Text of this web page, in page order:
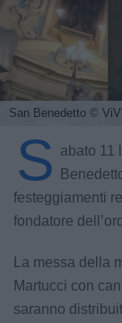
San Benedetto © ViVi
S abato 11
festeggiamenti
fondatore
La messa della
Martucci con
saranno